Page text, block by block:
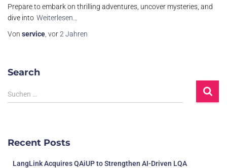
Prepare to embark on thrilling adventures, uncover mysteries, and
dive into Weiterlesen…
Von service , vor2 Jahren
Search
Suchen …
Recent Posts
LangLink Acquires QAiUP to Strengthen AI-Driven LQA